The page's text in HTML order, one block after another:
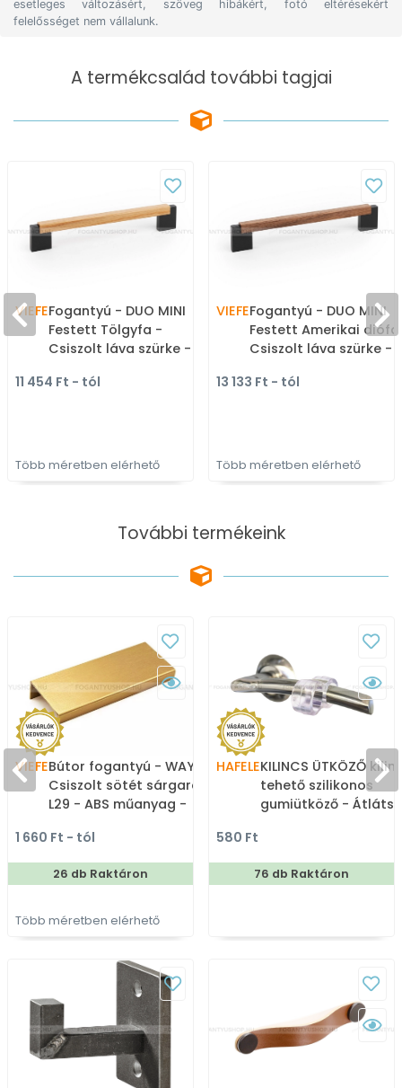
esetleges változásért, szöveg hibákért, fotó eltérésekért
felelősséget nem vállalunk.
A termékcsalád további tagjai
VIEFEFogantyú - DUO MINI
Festett Tölgyfa -
Csiszolt láva szürke -
műanyag, Gumi - Fával
11 454 Ft - tól
Több méretben elérhető
VIEFEFogantyú - DUO MINI
Festett Amerikai
Csiszolt láva szürke -
Gumi - Fával
13 133 Ft - tól
Több méretben elérhető
További termékeink
VIEFEBútor fogantyú - WAY II. -
Csiszolt sötét sárgaréz
L29 - ABS műanyag -
színes fém fogantyú
1 660 Ft - tól
26 db Raktáron
Több méretben elérhető
HAFELEKILINCS ÜTKÖZŐ
tehető szilikonos
gumiütköző -
ajtókitámasztó
tehető, padlóra,
580 Ft
76 db Raktáron